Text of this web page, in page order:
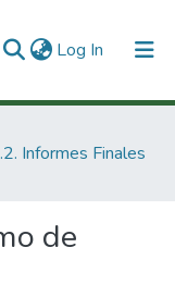
Log In (current)
Informes Finales
de